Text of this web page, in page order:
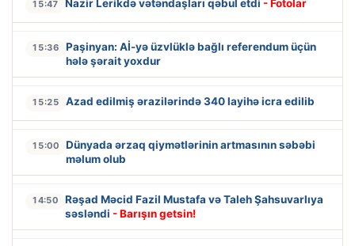
15:47 Nazir Lerikdə vətəndaşları qəbul etdi - Fotolar
15:36
Paşinyan: Aİ-yə üzvlüklə bağlı referendum üçün
hələ şərait yoxdur
15:25 Azad edilmiş ərazilərində 340 layihə icra edilib
15:00
Dünyada ərzaq qiymətlərinin artmasının səbəbi
məlum olub
14:50
Rəşad Məcid Fazil Mustafa və Taleh Şahsuvarlıya
səsləndi - Barışın getsin!